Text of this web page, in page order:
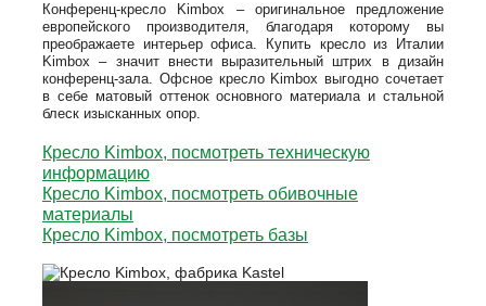
Конференц-кресло Kimbox – оригинальное предложение
европейского производителя, благодаря которому вы
преображаете интерьер офиса. Купить кресло из Италии
Kimbox– значит внести выразительный штрих в дизайн
конференц-зала. Офсное кресло Kimbox выгодно сочетает
в себематовый оттенок основного материала и стальной
блеск изысканных опор.
Кресло Kimbox, посмотреть техническую
информацию
Кресло Kimbox, посмотреть обивочные
материалы
Кресло Kimbox, посмотреть базы